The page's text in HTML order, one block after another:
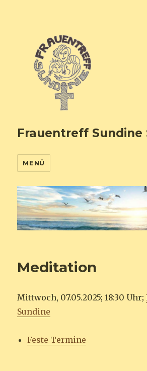
Frauentreff Sundine
MENÜ
Meditation
Mittwoch, 07.05.2025; 18:30 Uhr;
Sundine
Feste Termine